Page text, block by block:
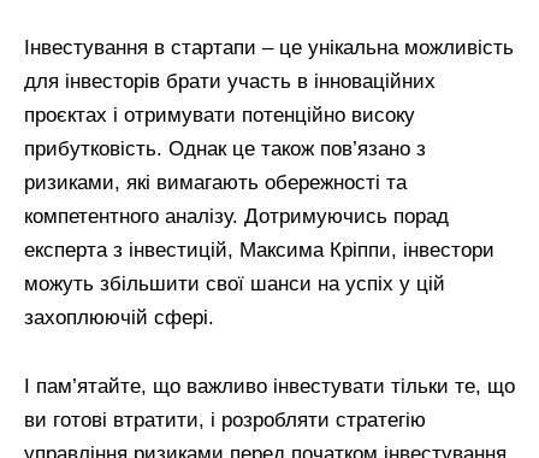
Інвестування в стартапи – це унікальна можливість
для інвесторів брати участь в інноваційних
проєктах і отримувати потенційно високу
прибутковість. Однак це також пов’язано з
ризиками, які вимагають обережності та
компетентного аналізу. Дотримуючись порад
експерта з інвестицій, Максима Кріппи, інвестори
можуть збільшити свої шанси на успіх у цій
захоплюючій сфері.
І пам’ятайте, що важливо інвестувати тільки те, що
ви готові втратити, і розробляти стратегію